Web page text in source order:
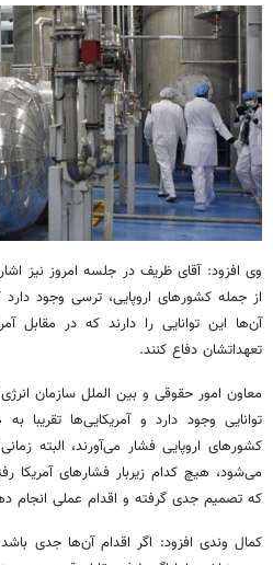
وی افزود: آقای ظریف در جلسه امروز نیز
از جمله کشورهای اروپایی، ترسی وجود دارد
آن‌ها این توانایی را دارند که در مقابل
تعهداتشان دفاع کنند.
معاون امور حقوقی و بین الملل سازمان
توانایی وجود دارد و آمریکایی‌ها
کشورهای اروپایی فشار می‌آورند، البته
می‌شود، هیچ کدام زیربار فشارهای آمریکا
که تصمیم جدی گرفته و اقدام عملی انجام
کمال وندی افزود: اگر اقدام آن‌ها جدی